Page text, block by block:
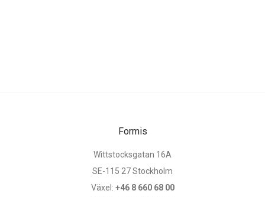
Formis
Wittstocksgatan 16A
SE-115 27 Stockholm
Växel: +46 8 660 68 00